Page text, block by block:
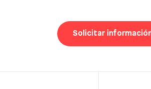
Solicitar